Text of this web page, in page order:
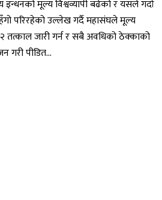
मूल्य विश्वव्यापी बढेको र यसले गर्दा
परिरहेको उल्लेख गर्दै महासंघले मूल्य
तत्काल जारी गर्न र सबै अवधिको ठेक्काको
गरी पीडित…